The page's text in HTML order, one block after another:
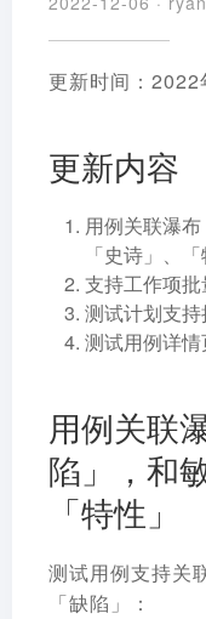
更新时间：2022
更新内容
用例关联瀑
「史诗」、「
支持工作项
测试计划支
测试用例详
用例关联
陷」，和
「特性」
测试用例支持关
「缺陷」：